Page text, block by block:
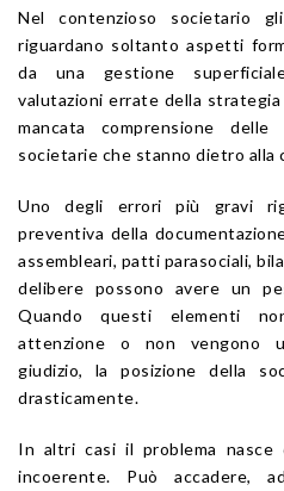
Nel contenzioso societario
riguardano soltanto aspetti
da una gestione
valutazioni errate della
mancata comprensione delle
societarie che stanno dietro alla
Uno degli errori più gravi
preventiva della
assembleari, patti parasociali,
delibere possono avere un
Quando questi elementi
attenzione o non vengono
giudizio, la posizione della
drasticamente.
In altri casi il problema nasce
incoerente. Può accadere,